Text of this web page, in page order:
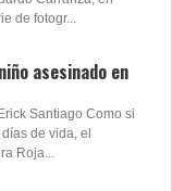
de fotogr...
asesinado en
Santiago Como si
de vida, el
Roja...